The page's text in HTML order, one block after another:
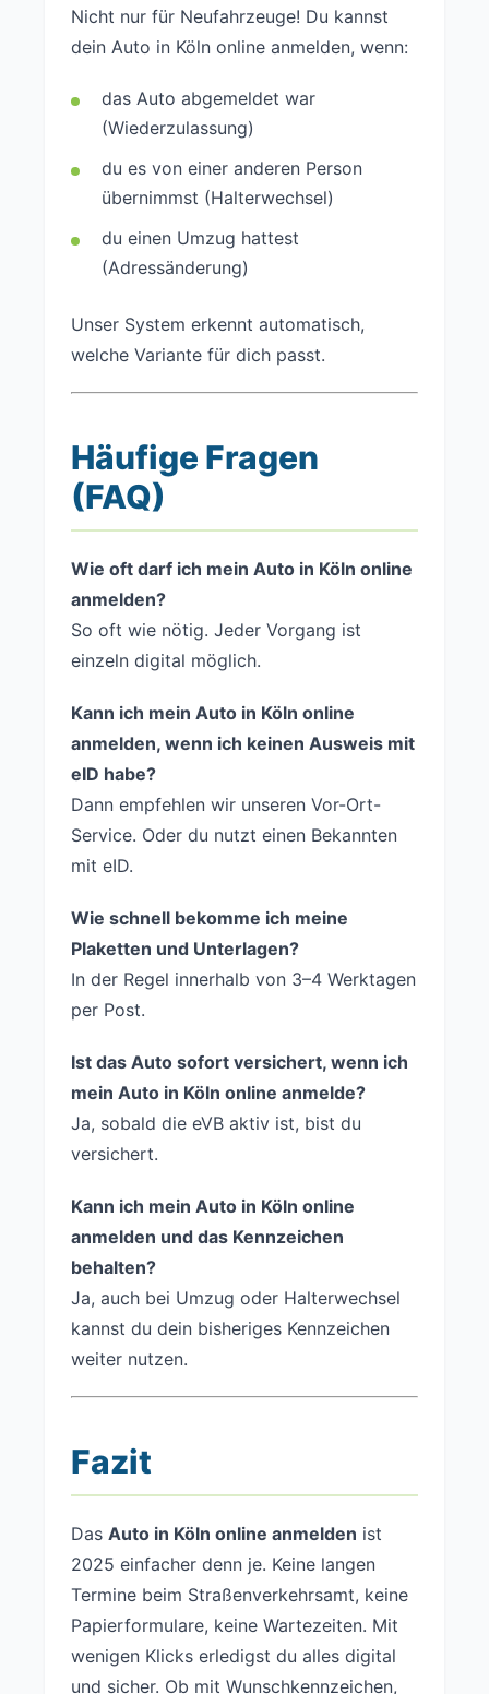
Nicht nur für Neufahrzeuge! Du kannst
dein Auto in Köln online anmelden, wenn:
das Auto abgemeldet war
(Wiederzulassung)
du es von einer anderen Person
übernimmst (Halterwechsel)
du einen Umzug hattest
(Adressänderung)
Unser System erkennt automatisch,
welche Variante für dich passt.
Häufige Fragen
(FAQ)
Wie oft darf ich mein Auto in Köln online
anmelden?
So oft wie nötig. Jeder Vorgang ist
einzeln digital möglich.
Kann ich mein Auto in Köln online
anmelden, wenn ich keinen Ausweis mit
eID habe?
Dann empfehlen wir unseren Vor-Ort-
Service. Oder du nutzt einen Bekannten
mit eID.
Wie schnell bekomme ich meine
Plaketten und Unterlagen?
In der Regel innerhalb von 3–4 Werktagen
per Post.
Ist das Auto sofort versichert, wenn ich
mein Auto in Köln online anmelde?
Ja, sobald die eVB aktiv ist, bist du
versichert.
Kann ich mein Auto in Köln online
anmelden und das Kennzeichen
behalten?
Ja, auch bei Umzug oder Halterwechsel
kannst du dein bisheriges Kennzeichen
weiter nutzen.
Fazit
Das Auto in Köln online anmelden ist
2025 einfacher denn je. Keine langen
Termine beim Straßenverkehrsamt, keine
Papierformulare, keine Wartezeiten. Mit
wenigen Klicks erledigst du alles digital
und sicher. Ob mit Wunschkennzeichen,